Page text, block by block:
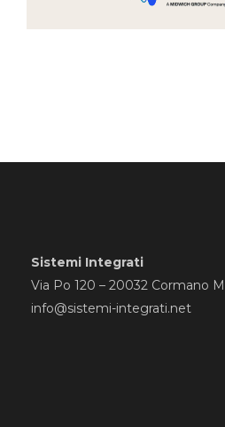
Sistemi Integrati
Via Po 120 – 20032 Cormano MI
info@sistemi-integrati.net